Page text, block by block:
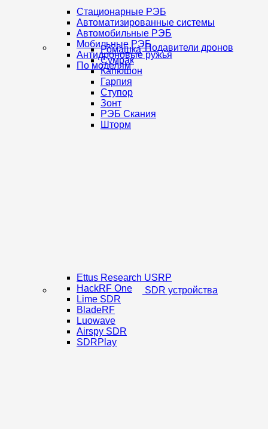
Подавители дронов
Стационарные РЭБ
Автоматизированные системы
Автомобильные РЭБ
Мобильные РЭБ
Антидроновые ружья
По моделям
Ромашка
Сумрак
Капюшон
Гарпия
Ступор
Зонт
РЭБ Скания
Шторм
SDR устройства
Ettus Research USRP
HackRF One
Lime SDR
BladeRF
Luowave
Airspy SDR
SDRPlay